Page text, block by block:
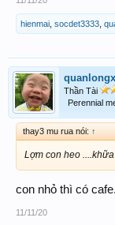
hienmai socdet3333
Thần Tài
Perennial
thay3 mu rua nói: ↑
Lợm con heo
con nhỏ thì có
11/11/20